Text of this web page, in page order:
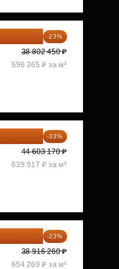
-23%
38 802 450 ₽
596 365 ₽ за м²
-33%
44 603 170 ₽
639 917 ₽ за м²
-23%
38 916 260 ₽
654 269 ₽ за м²